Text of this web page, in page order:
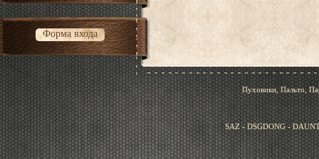
Форма входа
Пуховики, Пальто,
SAZ - DSGDONG -